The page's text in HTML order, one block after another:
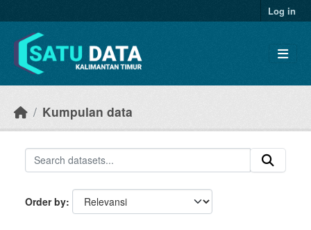
Log in
Kumpulan data
Order by